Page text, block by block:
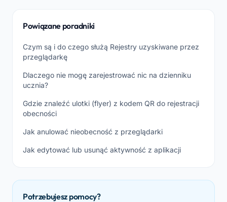
Powiązane poradniki
Czym są i do czego służą Rejestry uzyskiwane przez
przeglądarkę
Dlaczego nie mogę zarejestrować nic na dzienniku
ucznia?
Gdzie znaleźć ulotki (flyer) z kodem QR do rejestracji
obecności
Jak anulować nieobecność z przeglądarki
Jak edytować lub usunąć aktywność z aplikacji
Potrzebujesz pomocy?